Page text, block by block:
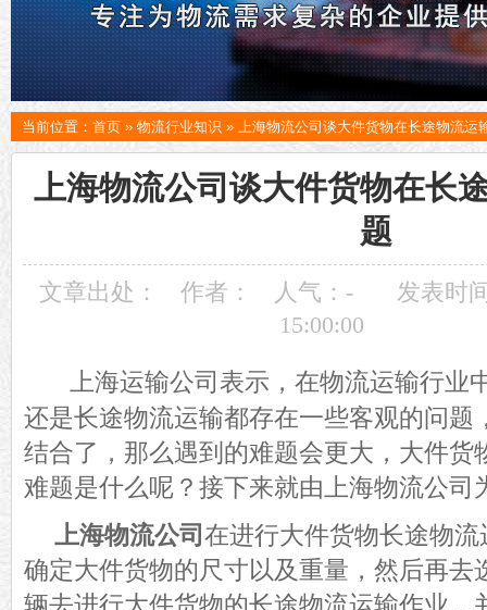
当前位置： 首页 » 物流行业知识 » 上海物流公司谈大件货物在长途物流运
上海物流公司谈大件货物在长
题
文章出处： 作者： 人气： -
发表时
15:00:00
上海运输公司表示，在物流运输行业
还是长途物流运输都存在一些客观的问题
结合了，那么遇到的难题会更大，大件货
难题是什么呢？接下来就由上海物流公司
上海物流公司在进行大件货物长途物
确定大件货物的尺寸以及重量，然后再去